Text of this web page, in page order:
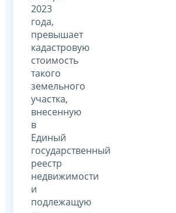
2023
года,
превышает
кадастровую
стоимость
такого
земельного
участка,
внесенную
в
Единый
государственный
реестр
недвижимости
и
подлежащую